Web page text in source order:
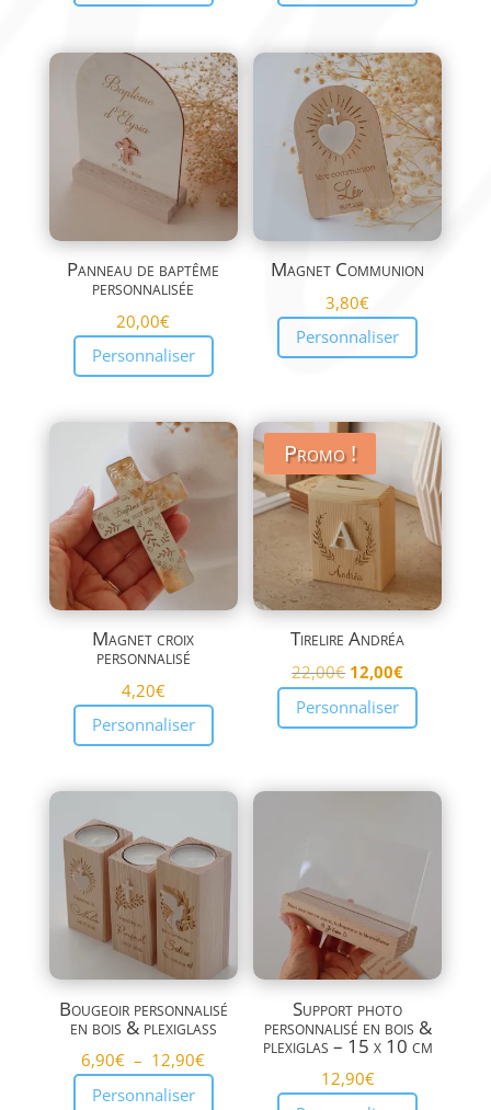
Panneau de baptême
personnalisée
20,00€
Personnaliser
Magnet Communion
3,80€
Personnaliser
Magnet croix
personnalisé
4,20€
Personnaliser
Promo !
Tirelire Andréa
22,00€ Le
prix
initial
22,00€.
12,00€Le
prix
actuel
12,00€.
Personnaliser
Bougeoir personnalisé
en bois & plexiglass
6,90€ – 12,90€Plage
Personnaliser
Support photo
personnalisé en bois &
plexiglas – 15 x 10 cm
12,90€